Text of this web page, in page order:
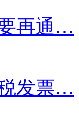
再通…
发票…